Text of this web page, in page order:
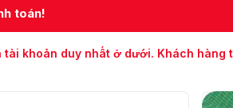
toán!
khoản duy nhất ở dưới. Khách